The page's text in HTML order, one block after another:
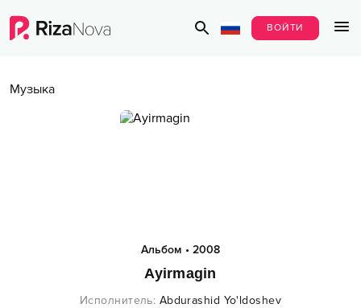
ВОЙТИ
Музыка
Альбом • 2008
Ayirmagin
Исполнитель: Abdurashid Yo'ldoshev